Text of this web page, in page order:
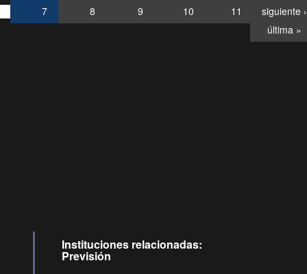
7
8 9 10 11
siguiente ›
última »
Instituciones relacionadas:
Previsión